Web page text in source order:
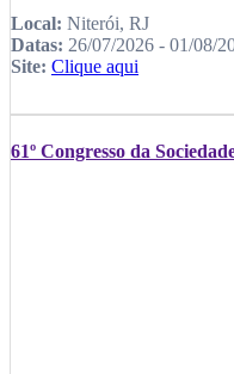
Local: Niterói, RJ
Datas: 26/07/2026 - 01/08/
Site: Clique aqui
61º Congresso da